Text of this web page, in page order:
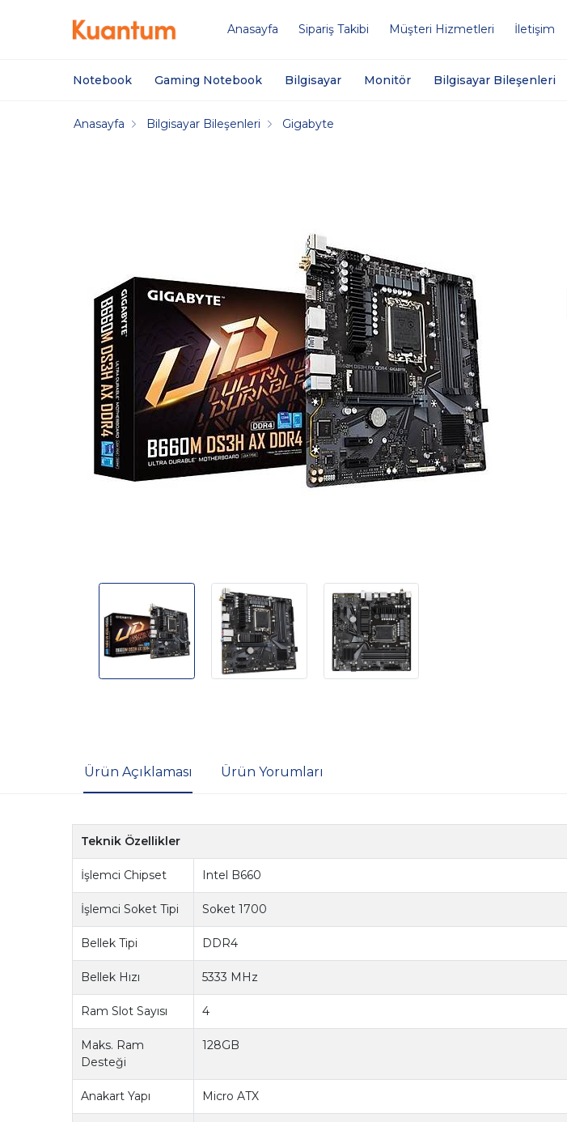
Anasayfa Sipariş Takibi Müşteri Hizmetleri İletişim
Notebook Gaming Notebook Bilgisayar Monitör Bilgisayar Bileşenleri
Anasayfa Bilgisayar Bileşenleri Gigabyte
Ürün Açıklaması Ürün Yorumları
Teknik Özellikler
İşlemci Chipset Intel B660
İşlemci Soket Tipi Soket 1700
Bellek Tipi DDR4
Bellek Hızı 5333 MHz
Ram Slot Sayısı 4
Maks. Ram
Desteği
128GB
Anakart Yapı Micro ATX